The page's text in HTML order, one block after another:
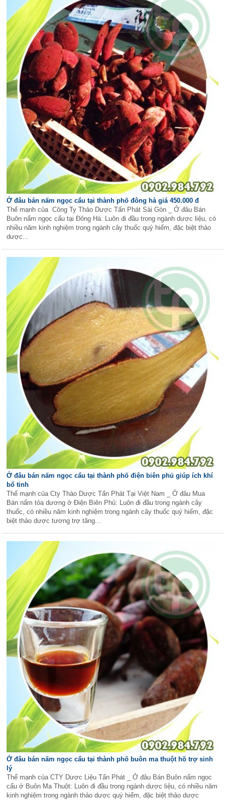
Ở đâu bán nấm ngọc cẩu tại thành phố đông hà giá 450.000 đ
Thế mạnh của Công Ty Thảo Dược Tấn Phát Sài Gòn _ Ở đâu Bán
Buôn nấm ngọc cẩu tại Đông Hà: Luôn đi đầu trong ngành dược liệu, có
nhiều năm kinh nghiệm trong ngành cây thuốc quý hiếm, đặc biệt thảo
dược...
Ở đâu bán nấm ngọc cẩu tại thành phố điện biên phủ giúp ích khí
bổ tinh
Thế mạnh của Cty Thảo Dược Tấn Phát Tại Việt Nam _ Ở đâu Mua
Bán nấm tỏa dương ở Điện Biên Phủ: Luôn đi đầu trong ngành cây
thuốc, có nhiều năm kinh nghiệm trong ngành cây thuốc quý hiếm, đặc
biệt thảo dược tương trợ tăng...
Ở đâu bán nấm ngọc cẩu tại thành phố buôn ma thuột hõ trợ sinh
lý
Thế mạnh của CTY Dược Liệu Tấn Phát _ Ở đâu Bán Buôn nấm ngọc
cẩu ở Buôn Ma Thuột: Luôn đi đầu trong ngành dược liệu, có nhiều năm
kinh nghiệm trong ngành thảo dược quý hiếm, đặc biệt thảo dược